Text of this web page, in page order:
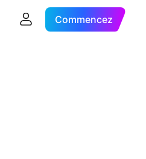
Commencez